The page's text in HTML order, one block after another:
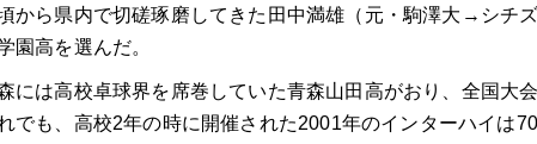
から県内で切磋琢磨してきた田中満雄（元・駒澤大→シチ
園高を選んだ。
には高校卓球界を席巻していた青森山田高がおり、全国大
でも、高校2年の時に開催された2001年のインターハイは